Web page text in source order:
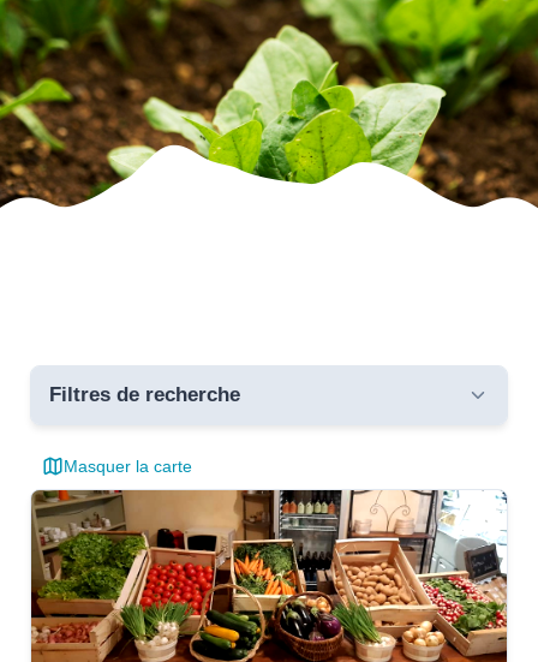
Filtres de recherche
Toutes les communes
critères
Masquer la carte